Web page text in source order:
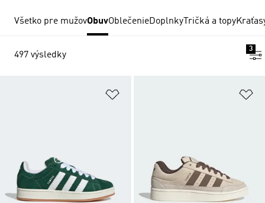
Všetko pre mužovObuvOblečenieDoplnky Tričká a topy
497 výsledky
3
Pridať do zoznamu želaných